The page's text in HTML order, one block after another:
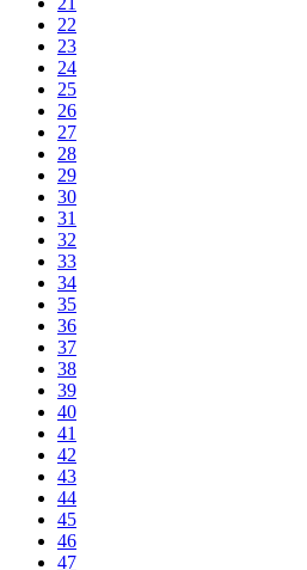
22
23
24
25
26
27
28
29
30
31
32
33
34
35
36
37
38
39
40
41
42
43
44
45
46
47